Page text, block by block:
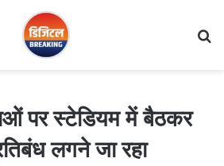
पर स्टेडियम में बैठकर
लगने जा रहा